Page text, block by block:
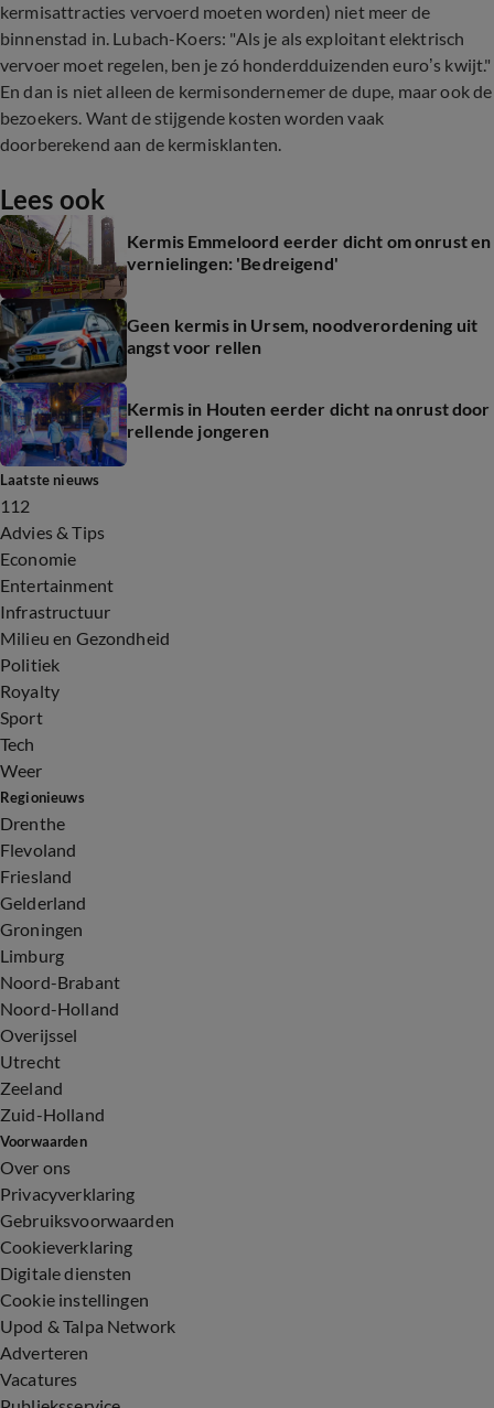
kermisattracties vervoerd moeten worden) niet meer de
binnenstad in. Lubach-Koers: "Als je als exploitant elektrisch
vervoer moet regelen, ben je zó honderdduizenden euro’s kwijt."
En dan is niet alleen de kermisondernemer de dupe, maar ook de
bezoekers. Want de stijgende kosten worden vaak
doorberekend aan de kermisklanten.
Lees ook
Kermis Emmeloord eerder dicht om onrust en
vernielingen: 'Bedreigend'
Geen kermis in Ursem, noodverordening uit
angst voor rellen
Kermis in Houten eerder dicht na onrust door
rellende jongeren
Laatste nieuws
112
Advies & Tips
Economie
Entertainment
Infrastructuur
Milieu en Gezondheid
Politiek
Royalty
Sport
Tech
Weer
Regionieuws
Drenthe
Flevoland
Friesland
Gelderland
Groningen
Limburg
Noord-Brabant
Noord-Holland
Overijssel
Utrecht
Zeeland
Zuid-Holland
Voorwaarden
Over ons
Privacyverklaring
Gebruiksvoorwaarden
Cookieverklaring
Digitale diensten
Cookie instellingen
Upod & Talpa Network
Adverteren
Vacatures